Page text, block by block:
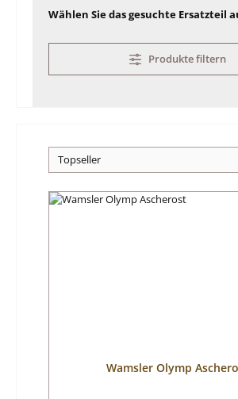
Wählen Sie das gesuchte Ersatzteil
Produkte filtern
Wamsler Olymp